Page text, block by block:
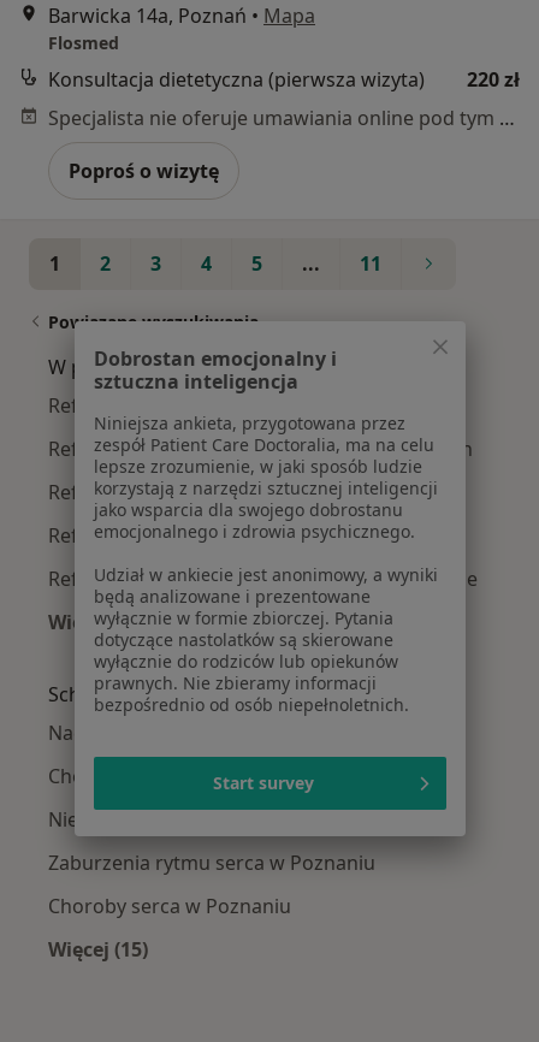
Barwicka 14a, Poznań • Mapa
Flosmed
Konsultacja dietetyczna (pierwsza wizyta)
220 zł
Specjalista nie oferuje umawiania online pod tym adresem.
Poproś o wizytę
1 2 3 4 5 ... 11
Powiązane wyszukiwania
W pobliżu Poznania
Refluks żołądkowo-przełykowy w Wrześni
Refluks żołądkowo-przełykowy w Szamotułach
Refluks żołądkowo-przełykowy w Kościanie
Refluks żołądkowo-przełykowy w Śremie
Refluks żołądkowo-przełykowy w Suchym Lasie
Więcej (14)
Więcej w kategorii: W pobliżu Poznania
Schorzenia w Poznaniu
Nadciśnienie tętnicze w Poznaniu
Choroba niedokrwienna serca w Poznaniu
Niewydolność serca w Poznaniu
Zaburzenia rytmu serca w Poznaniu
Choroby serca w Poznaniu
Więcej (15)
Dobrostan emocjonalny i
sztuczna inteligencja
Niniejsza ankieta, przygotowana przez
zespół Patient Care Doctoralia, ma na celu
lepsze zrozumienie, w jaki sposób ludzie
korzystają z narzędzi sztucznej inteligencji
jako wsparcia dla swojego dobrostanu
emocjonalnego i zdrowia psychicznego.
Udział w ankiecie jest anonimowy, a wyniki
będą analizowane i prezentowane
wyłącznie w formie zbiorczej. Pytania
dotyczące nastolatków są skierowane
wyłącznie do rodziców lub opiekunów
prawnych. Nie zbieramy informacji
bezpośrednio od osób niepełnoletnich.
Start survey